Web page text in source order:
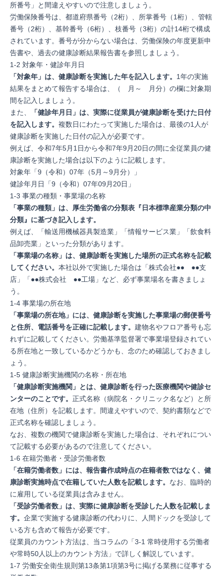
所番号」と間違えやすいので注意しましょう。
労働保険番号は、都道府県番号（2桁）、所掌番号（1桁）、管轄
番号（2桁）、基幹番号（6桁）、枝番号（3桁）の計14桁で構成
されています。番号が分からない場合は、労働保険の年度更新申
告書や、過去の健康診断結果報告書を参照しましょう。
1-2 対象年・健診年月日
「対象年」は、健康診断を実施した年を記入します。 1年の実施
結果をまとめて報告する場合は、（ 月～ 月分）の欄に対象期
間を記入しましょう。
また、
「健診年月日」は、実際に従業員が健康診断を受けた日付
を記入します。 複数日にわたって実施した場合は、最後の1人が
健康診断を実施した日付の記入が必要です。
例えば、令和7年5月1日から令和7年9月20日の間に全従業員の健
康診断を実施した場合は以下のように記載します。
対象年「9（令和）07年（5月～9月分）」
健診年月日「9（令和）07年09月20日」
1-3 事業の種類・事業場の名称
「事業の種類」は、厚生労働省の分類表『 日本標準産業分類の中
分類』に基づき記入します。
例えば、「輸送用機械器具製造業」「情報サービス業」「飲食料
品卸売業」といった分類があります。
「事業場の名称」は、健康診断を実施した場所の正式名称を記載
してください。 本社以外で実施した場合は「株式会社●● ●●支
店」「●●株式会社 ●●工場」など、必ず事業場名を書きましょ
う。
1-4 事業場の所在地
「事業場の所在地」には、健康診断を実施した事業場の郵便番号
と住所、電話番号を正確に記載します。 建物名やフロア番号も忘
れずに記載してください。労働基準監督署で事業場登録されてい
る所在地と一致しているかどうかも、念のため確認しておきまし
ょう。
1-5 健康診断実施機関の名称・所在地
「健康診断実施機関」とは、健康診断を行った医療機関や健診セ
ンターのことです。 正式名称（病院名・クリニック名など）と所
在地（住所）を記載します。間違えやすいので、契約書類などで
正式名称を確認しましょう。
なお、複数の機関で健康診断を実施した場合は、それぞれについ
て記載する必要があるので注意してください。
1-6 在籍労働者・受診労働者数
「在籍労働者数」には、報告書作成時点の在籍者数ではなく、健
康診断実施時点で在籍していた人数を記載します。 なお、臨時的
に雇用している従業員は含みません。
「受診労働者数」は、実際に健康診断を受診した人数を記載しま
す。 企業で実施する健康診断の代わりに、人間ドックを受診して
いる方も含めて報告が必要です。
従業員のカウント方法は、当コラムの「3-1 常時使用する労働者
や常時50人以上のカウント方法 」で詳しく解説しています。
1-7 労働安全衛生規則第13条第1項第3号に掲げる業務に従事する